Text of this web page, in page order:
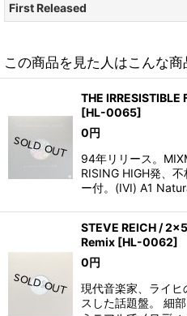
First Released
この商品を見た人はこんな
THE
[HL-0065]
0円
94年リリース。
RISING HIGH発、
ー付。(IVI) A1
STEVE REICH /
Remix [HL-0062]
0円
現代音楽家、ライヒ
スした話題盤。 細